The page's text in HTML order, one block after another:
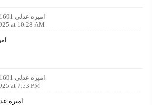
اميره عدلى 01007041691
at 10:28 AM
اميره
اميره عدلى 01007041691
at 7:33 PM
اميره عدلى